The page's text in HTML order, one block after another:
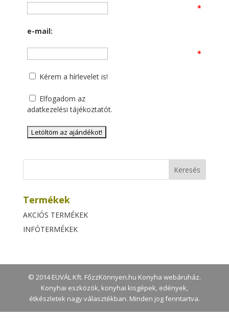
*
e-mail:
*
Kérem a hírlevelet is!
Elfogadom az
adatkezelési tájékoztatót.
Termékek
AKCIÓS TERMÉKEK
INFÓTERMÉKEK
© 2014 EUVÁL Kft. FőzzKönnyen.hu Konyha webáruház.
Konyhai eszközök, konyhai kisgépek, edények,
étkészletek nagy választékban. Minden jog fenntartva.